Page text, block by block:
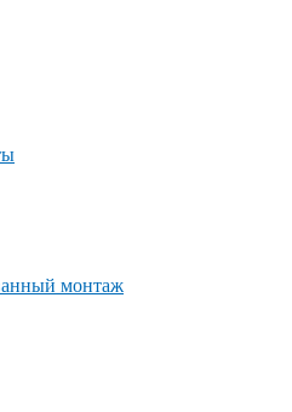
монтаж